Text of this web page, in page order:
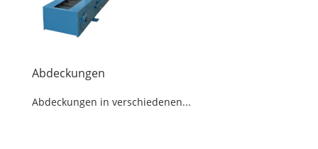
Abdeckungen
Abdeckungen in verschiedenen...